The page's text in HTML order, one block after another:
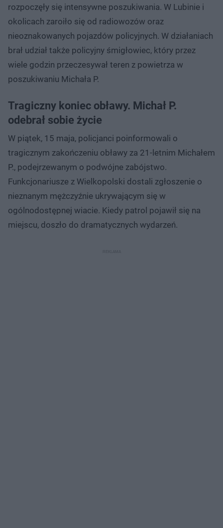
rozpoczęły się intensywne poszukiwania. W Lubinie i
okolicach zaroiło się od radiowozów oraz
nieoznakowanych pojazdów policyjnych. W działaniach
brał udział także policyjny śmigłowiec, który przez
wiele godzin przeczesywał teren z powietrza w
poszukiwaniu Michała P.
Tragiczny koniec obławy. Michał P.
odebrał sobie życie
W piątek, 15 maja, policjanci poinformowali o
tragicznym zakończeniu obławy za 21-letnim Michałem
P., podejrzewanym o podwójne zabójstwo.
Funkcjonariusze z Wielkopolski dostali zgłoszenie o
nieznanym mężczyźnie ukrywającym się w
ogólnodostępnej wiacie. Kiedy patrol pojawił się na
miejscu, doszło do dramatycznych wydarzeń.